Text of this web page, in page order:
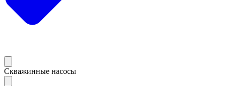
Скважинные насосы